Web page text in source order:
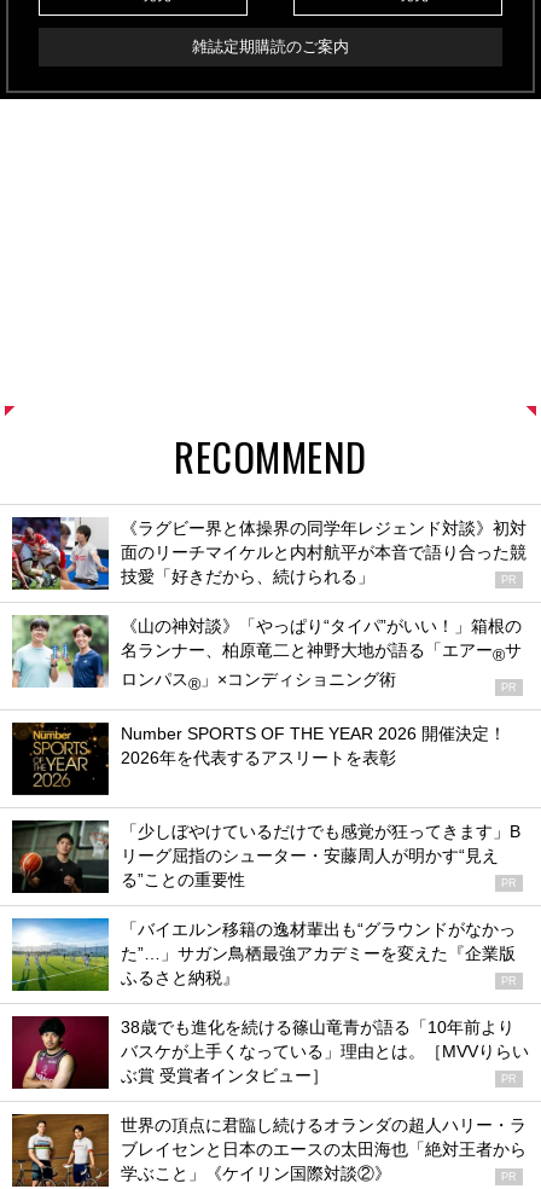
雑誌定期購読のご案内
RECOMMEND
《ラグビー界と体操界の同学年レジェンド対談》初対
面のリーチマイケルと内村航平が本音で語り合った競
技愛「好きだから、続けられる」
PR
《山の神対談》「やっぱり“タイパ”がいい！」箱根の
名ランナー、柏原竜二と神野大地が語る「エアー®サ
ロンパス® 」×コンディショニング術 PR
Number SPORTS OF THE YEAR 2026 開催決定！
2026年を代表するアスリートを表彰
「少しぼやけているだけでも感覚が狂ってきます」B
リーグ屈指のシューター・安藤周人が明かす“見え
る”ことの重要性
PR
「バイエルン移籍の逸材輩出も“グラウンドがなかっ
た”…」サガン鳥栖最強アカデミーを変えた『企業版
ふるさと納税』
PR
38歳でも進化を続ける篠山竜青が語る「10年前より
バスケが上手くなっている」理由とは。［MVVりらい
ぶ賞 受賞者インタビュー］
PR
世界の頂点に君臨し続けるオランダの超人ハリー・ラ
ブレイセンと日本のエースの太田海也「絶対王者から
学ぶこと」《ケイリン国際対談②》
PR